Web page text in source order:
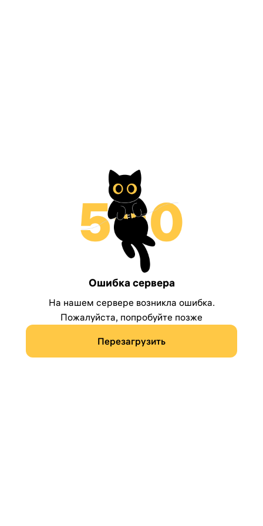
Ошибка сервера
На нашем сервере возникла ошибка.
Пожалуйста, попробуйте позже
Перезагрузить